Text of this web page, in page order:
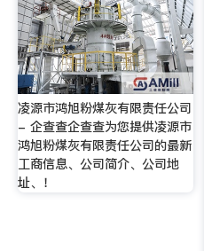
凌源市鸿旭粉煤灰有限责任公司
- 企查查企查查为您提供凌源市
鸿旭粉煤灰有限责任公司的最新
工商信息、公司简介、公司地
址、！